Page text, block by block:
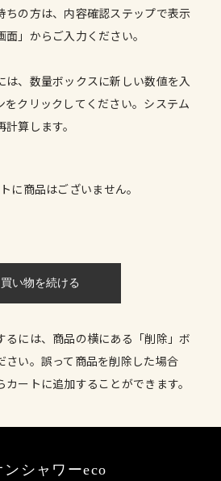
の方は、内容確認ステップで表示
」からご入力ください。
は、数量ボックスに新しい数値を入
をクリックしてください。システム
算します。
に商品はございません。
るには、商品の横にある「削除」ボ
さい。誤って商品を削除した場合
ートに追加することができます。
ンシャワーeco